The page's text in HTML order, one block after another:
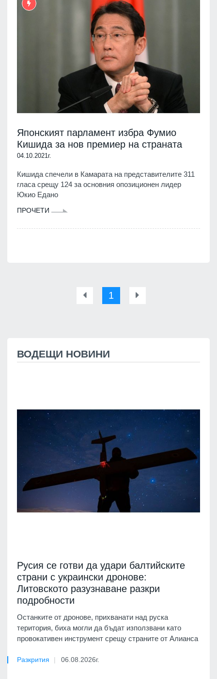
Японският парламент избра Фумио
Кишида за нов премиер на страната
04.10.2021г.
Кишида спечели в Камарата на представителите 311
гласа срещу 124 за основния опозиционен лидер
Юкио Едано
ПРОЧЕТИ
1
ВОДЕЩИ НОВИНИ
Русия се готви да удари балтийските
страни с украински дронове:
Литовското разузнаване разкри
подробности
Останките от дронове, прихванати над руска
територия, биха могли да бъдат използвани като
провокативен инструмент срещу страните от Алианса
Разкрития 06.08.2026г.